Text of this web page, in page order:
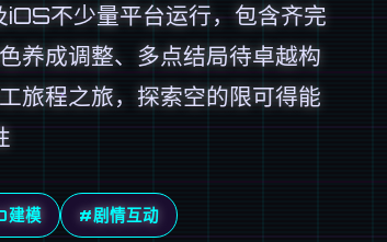
不少量平台运行，包含齐完
养成调整、多点结局待卓越构
旅程之旅，探索空的限可得能
模 #剧情互动